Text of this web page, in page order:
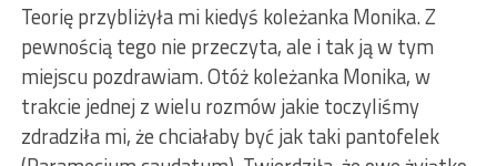
Teorię przybliżyła mi kiedyś koleżanka Monika. Z
pewnością tego nie przeczyta, ale i tak ją w tym
miejscu pozdrawiam. Otóż koleżanka Monika, w
trakcie jednej z wielu rozmów jakie toczyliśmy
zdradziła mi, że chciałaby być jak taki pantofelek